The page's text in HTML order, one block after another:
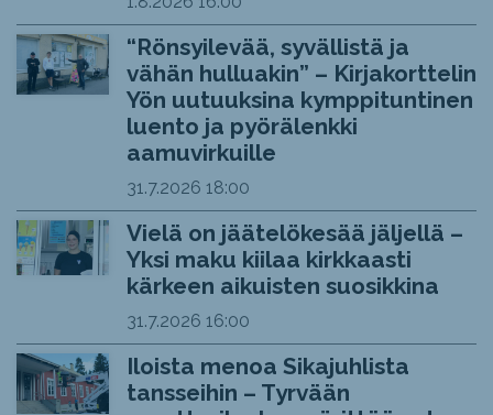
“Rönsyilevää, syvällistä ja
vähän hulluakin” – Kirjakorttelin
Yön uutuuksina kymppituntinen
luento ja pyörälenkki
aamuvirkuille
31.7.2026 18:00
Vielä on jäätelökesää jäljellä –
Yksi maku kiilaa kirkkaasti
kärkeen aikuisten suosikkina
31.7.2026 16:00
Iloista menoa Sikajuhlista
tansseihin – Tyrvään